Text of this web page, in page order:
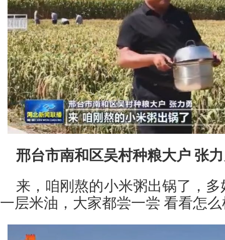
邢台市南和区吴村种粮大户 张
来，咱刚熬的小米粥出锅了，
一层米油，大家都尝一尝 看看怎